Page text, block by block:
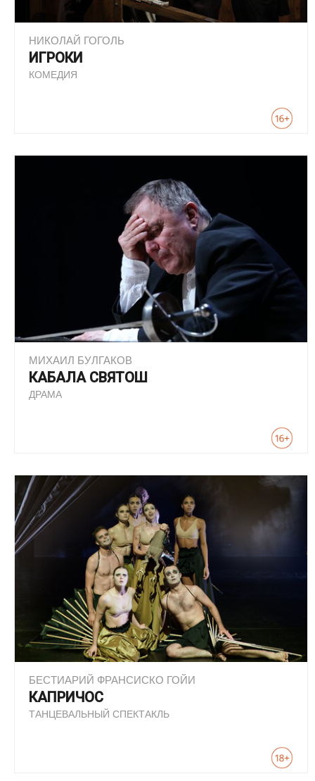
НИКОЛАЙ ГОГОЛЬ
ИГРОКИ
КОМЕДИЯ
МИХАИЛ БУЛГАКОВ
КАБАЛА СВЯТОШ
ДРАМА
БЕСТИАРИЙ ФРАНСИСКО ГОЙИ
КАПРИЧОС
ТАНЦЕВАЛЬНЫЙ СПЕКТАКЛЬ